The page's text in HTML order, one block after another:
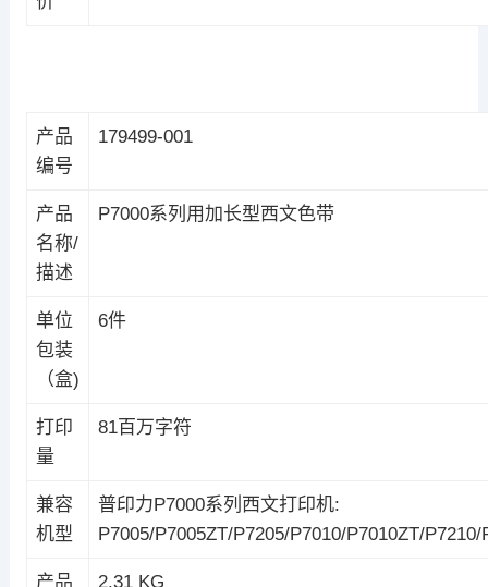
产品
编号
179499-001
产品
名称/
描述
P7000系列用加长型西文色带
单位
包装
（盒)
6件
打印
量
81百万字符
兼容
机型
普印力P7000系列西文打印机:
P7005/P7005ZT/P7205/P7010/P7010ZT/
产品
2.31 KG